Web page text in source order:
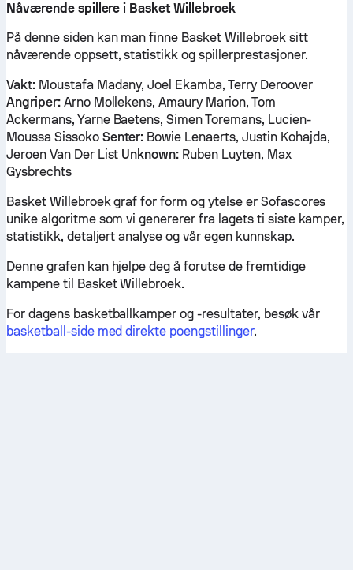
Nåværende spillere i Basket Willebroek
På denne siden kan man finne Basket Willebroek sitt
nåværende oppsett, statistikk og spillerprestasjoner.
Vakt:Moustafa Madany, Joel Ekamba, Terry Deroover
Angriper:Arno Mollekens, Amaury Marion, Tom
Ackermans, Yarne Baetens, Simen Toremans, Lucien-
Moussa Sissoko Senter: Bowie Lenaerts, Justin Kohajda,
Jeroen Van Der List Unknown: Ruben Luyten, Max
Gysbrechts
Basket Willebroek graf for form og ytelse er Sofascores
unike algoritme som vi genererer fra lagets ti siste kamper,
statistikk, detaljert analyse og vår egen kunnskap.
Denne grafen kan hjelpe deg å forutse de fremtidige
kampene til Basket Willebroek.
For dagens basketballkamper og -resultater, besøk vår
basketball-side med direkte poengstillinger.